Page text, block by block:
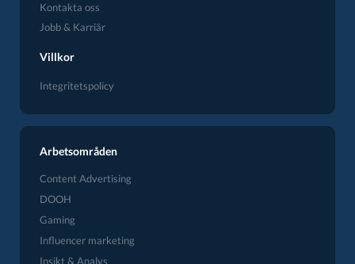
Kontakta oss
Jobb & Karriär
Villkor
Integritetspolicy
Arbetsområden
Content Advertising
DOOH
Gaming
Influencer marketing
Insikt & Analys